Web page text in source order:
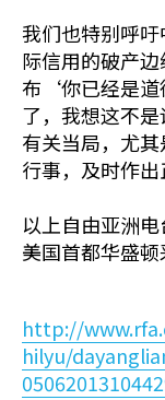
我们也特别呼
际信用的破产
布‘你已经是道
了，我想这不
有关当局，尤
行事，及时作
以上自由亚洲
美国首都华盛顿
http://
hilyu/